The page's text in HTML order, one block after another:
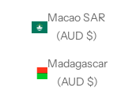
Macao SAR
(AUD $)
Madagascar
(AUD $)